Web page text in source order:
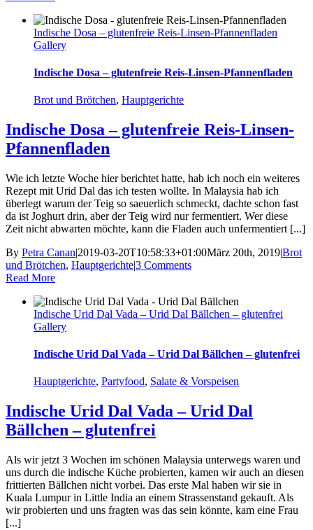
Indische Dosa – glutenfreie Reis-Linsen-Pfannenfladen
Gallery
Indische Dosa – glutenfreie Reis-Linsen-Pfannenfladen
Brot und Brötchen, Hauptgerichte
Indische Dosa – glutenfreie Reis-Linsen-
Pfannenfladen
Wie ich letzte Woche hier berichtet hatte, hab ich noch ein weiteres
Rezept mit Urid Dal das ich testen wollte. In Malaysia hab ich
überlegt warum der Teig so saeuerlich schmeckt, dachte schon fast
da ist Joghurt drin, aber der Teig wird nur fermentiert. Wer diese
Zeit nicht abwarten möchte, kann die Fladen auch unfermentiert [...]
By Petra Canan|2019-03-20T10:58:33+01:00März 20th, 2019|Brot
und Brötchen, Hauptgerichte|3 Comments
Read More
Indische Urid Dal Vada – Urid Dal Bällchen – glutenfrei
Gallery
Indische Urid Dal Vada – Urid Dal Bällchen – glutenfrei
Hauptgerichte, Partyfood, Salate & Vorspeisen
Indische Urid Dal Vada – Urid Dal
Bällchen – glutenfrei
Als wir jetzt 3 Wochen im schönen Malaysia unterwegs waren und
uns durch die indische Küche probierten, kamen wir auch an diesen
frittierten Bällchen nicht vorbei. Das erste Mal haben wir sie in
Kuala Lumpur in Little India an einem Strassenstand gekauft. Als
wir probierten und uns fragten was das sein könnte, kam eine Frau
[...]